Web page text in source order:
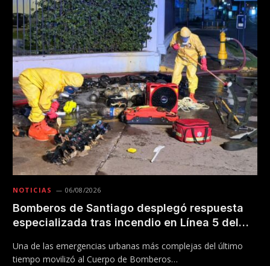
NOTICIAS 06/08/2026
Bomberos de Santiago desplegó respuesta
especializada tras incendio en Línea 5 del
Una de las emergencias urbanas más complejas del último
tiempo movilizó al Cuerpo de Bomberos…